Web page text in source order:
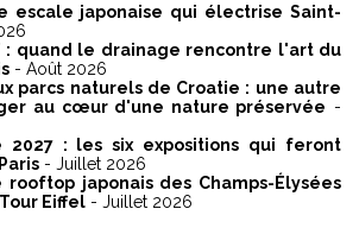
escale japonaise qui électrise Saint-
: quand le drainage rencontre l'art du
- Août 2026
parcs naturels de Croatie : une autre
au cœur d'une nature préservée -
2027 : les six expositions qui feront
- Juillet 2026
rooftop japonais des Champs-Élysées
Eiffel - Juillet 2026